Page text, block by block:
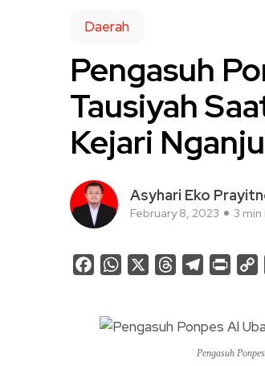
Daerah
Pengasuh
Tausiyah
Kejari
Asyhari Eko
February 8, 2023 3 min
FacebookWhatsApp ThreadsTelegram
Print
Pengasuh